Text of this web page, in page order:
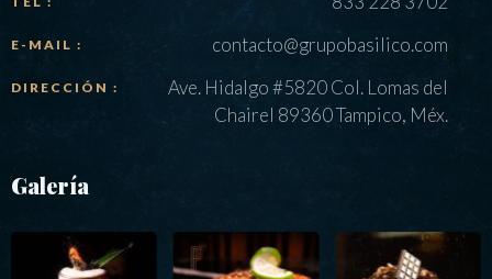
E-MAIL : contacto@grupobasilico.com
DIRECCIÓN :
Ave. Hidalgo #5820 Col. Lomas del
Chairel 89360 Tampico, Méx.
Galería